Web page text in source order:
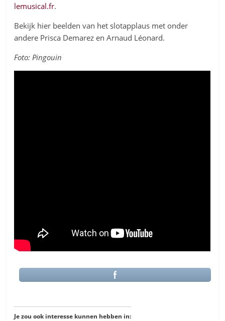
lemusical.fr.
Bekijk hier beelden van het slotapplaus met onder
andere Prisca Demarez en Arnaud Léonard.
Foto: Pingouin
Je zou ook interesse kunnen hebben in: